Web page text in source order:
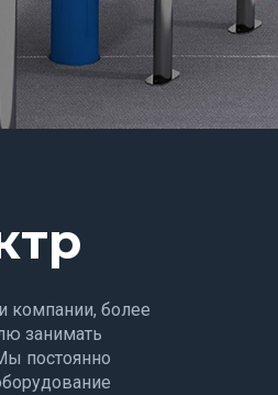
компании, более
занимать
постоянно